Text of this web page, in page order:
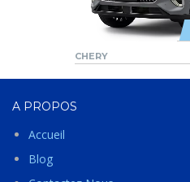
CHERY
A PROPOS
Accueil
Blog